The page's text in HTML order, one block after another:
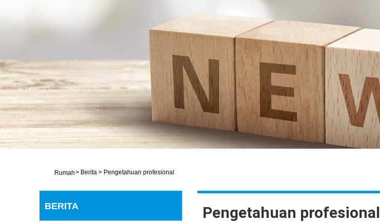
Rumah> Berita > Pengetahuan profesional
BERITA Pengetahuan profesional